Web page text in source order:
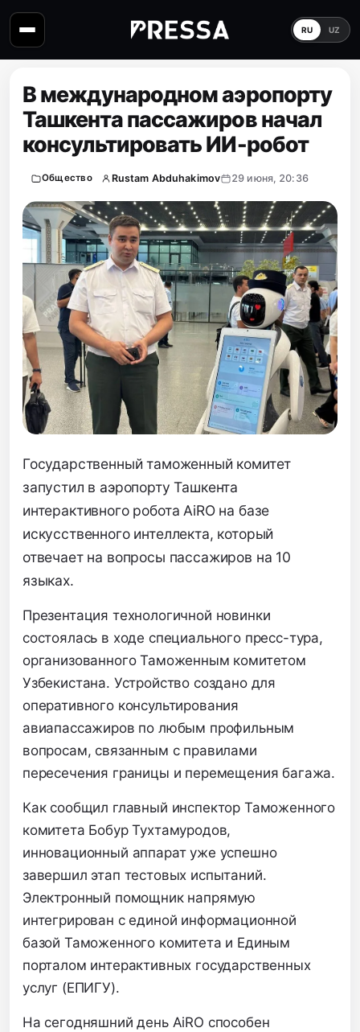
RU UZ
В международном аэропорту
Ташкента пассажиров начал
консультировать ИИ-робот
Общество Rustam Abduhakimov 29 июня, 20:36
Государственный таможенный комитет
запустил в аэропорту Ташкента
интерактивного робота AiRO на базе
искусственного интеллекта, который
отвечает на вопросы пассажиров на 10
языках.
Презентация технологичной новинки
состоялась в ходе специального пресс-тура,
организованного Таможенным комитетом
Узбекистана. Устройство создано для
оперативного консультирования
авиапассажиров по любым профильным
вопросам, связанным с правилами
пересечения границы и перемещения багажа.
Как сообщил главный инспектор Таможенного
комитета Бобур Тухтамуродов,
инновационный аппарат уже успешно
завершил этап тестовых испытаний.
Электронный помощник напрямую
интегрирован с единой информационной
базой Таможенного комитета и Единым
порталом интерактивных государственных
услуг (ЕПИГУ).
На сегодняшний день AiRO способен